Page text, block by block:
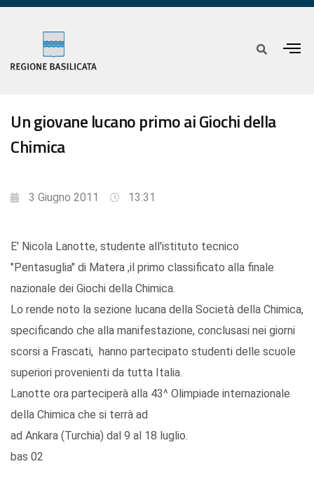
Un giovane lucano primo ai Giochi della
Chimica
3 Giugno 2011 13:31
E' Nicola Lanotte, studente all'istituto tecnico
"Pentasuglia" di Matera ,il primo classificato alla finale
nazionale dei Giochi della Chimica.
Lo rende noto la sezione lucana della Società della Chimica,
specificando che alla manifestazione, conclusasi nei giorni
scorsi a Frascati, hanno partecipato studenti delle scuole
superiori provenienti da tutta Italia.
Lanotte ora parteciperà alla 43^ Olimpiade internazionale
della Chimica che si terrà ad
ad Ankara (Turchia) dal 9 al 18 luglio.
bas 02